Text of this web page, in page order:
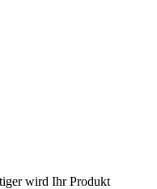
wird Ihr Produkt